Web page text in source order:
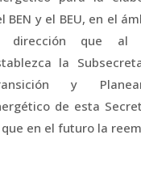
BEN y el BEU, en el
dirección que al
la
y
de esta
en el futuro la